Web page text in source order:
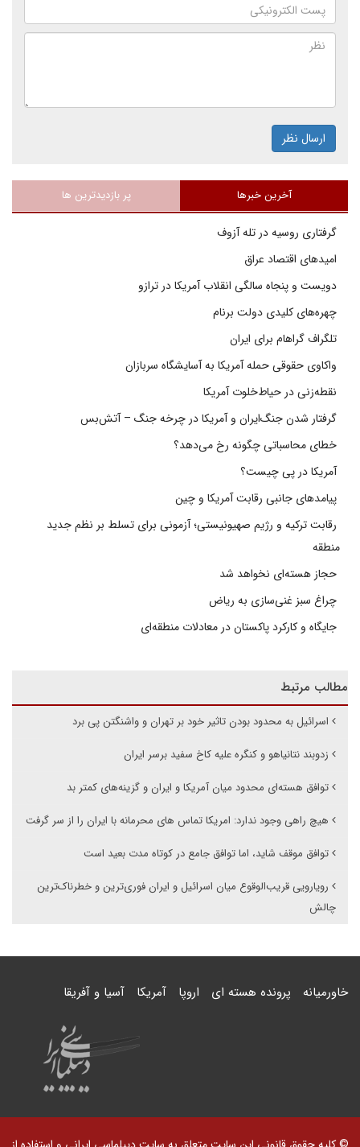
ارسال نظر
آخرین خبرها پر بازدیدترین ها
گرفتاری روسیه در تله آزوف
امیدهای اقتصاد عراق
دویست و پنجاه سالگی انقلاب آمریکا در ترازو
چهره‌های کلیدی دولت برنام
تلگراف گراهام برای ایران
واکاوی حقوقی حمله آمریکا به آسایشگاه سربازان
نقطه‌زنی در حیاط‌خلوت آمریکا
گرفتار شدن جنگ‌ایران و آمریکا در چرخه جنگ – آتش‌بس
خطای محاسباتی چگونه رخ می‌دهد؟
آمریکا در پی چیست؟
پیامدهای جانبی رقابت آمریکا و چین
رقابت ترکیه و رژیم صهیونیستی؛ آزمونی برای تسلط بر نظم جدید
منطقه
حجاز هسته‌ای نخواهد شد
چراغ سبز غنی‌سازی به ریاض
جایگاه و کارکرد پاکستان در معادلات منطقه‌ای
مطالب مرتبط
اسرائیل به محدود بودن تاثیر خود بر تهران و واشنگتن پی برد
زدوبند نتانیاهو و کنگره علیه کاخ سفید برسر ایران
توافق هسته‌ای محدود میان آمریکا و ایران و گزینه‌های کمتر بد
هیچ راهی وجود ندارد: امریکا تماس های محرمانه با ایران را از سر گرفت
توافق موقف شاید، اما توافق جامع در کوتاه مدت بعید است
رویارویی قریب‌الوقوع میان اسرائیل و ایران فوری‌ترین و خطرناک‌ترین
چالش
خاورمیانه پرونده هسته ای اروپا آمریکا آسیا و آفریقا